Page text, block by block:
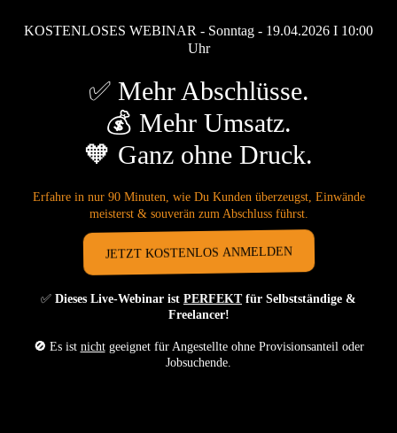
KOSTENLOSES WEBINAR - Sonntag - 19.04.2026 I 10:00
Uhr
✅ Mehr Abschlüsse.
💰 Mehr Umsatz.
🧡 Ganz ohne Druck.
Erfahre in nur 90 Minuten, wie Du Kunden überzeugst, Einwände
meisterst & souverän zum Abschluss führst.
JETZT KOSTENLOS ANMELDEN
✅ Dieses Live-Webinar ist PERFEKTfür Selbstständige &
Freelancer!
🚫 Es ist nichtgeeignet für Angestellte ohne Provisionsanteil oder
Jobsuchende.